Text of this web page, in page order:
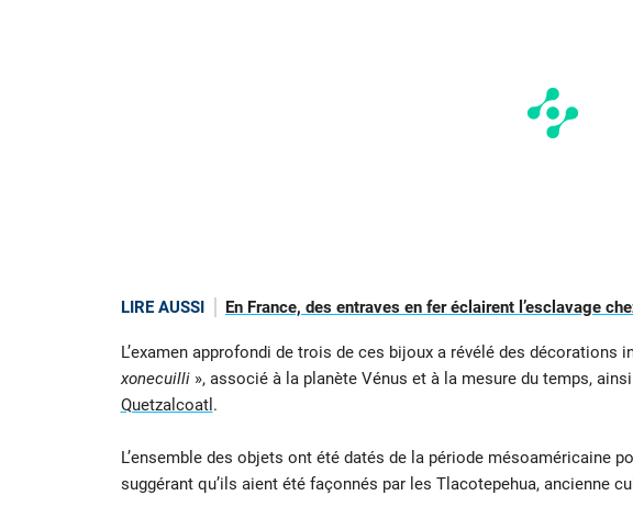
LIRE AUSSI En France, des entraves en fer éclairent l’esclavage
L’examen approfondi de trois de ces bijoux a révélé des décorations
xonecuilli», associé à la planète Vénus et à la mesure du temps,
Quetzalcoatl .
L’ensemble des objets ont été datés de la période mésoaméricaine
suggérant qu’ils aient été façonnés par les Tlacotepehua, ancienne